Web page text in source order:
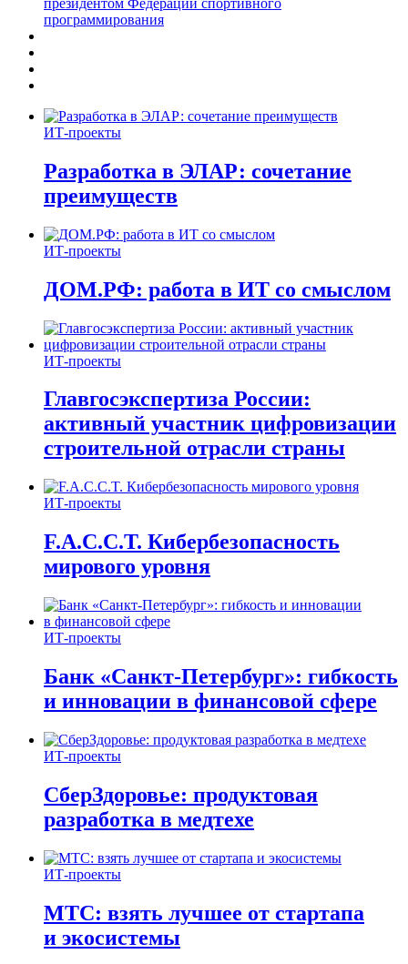
программирования
ИТ-проекты
Разработка в ЭЛАР: сочетание
преимуществ
ИТ-проекты
ДОМ.РФ: работа в ИТ со смыслом
ИТ-проекты
Главгосэкспертиза России:
активный участник цифровизации
строительной отрасли страны
ИТ-проекты
F.A.C.C.T. Кибербезопасность
мирового уровня
ИТ-проекты
Банк «Санкт-Петербург»: гибкость
и инновации в финансовой сфере
ИТ-проекты
СберЗдоровье: продуктовая
разработка в медтехе
ИТ-проекты
МТС: взять лучшее от стартапа
и экосистемы